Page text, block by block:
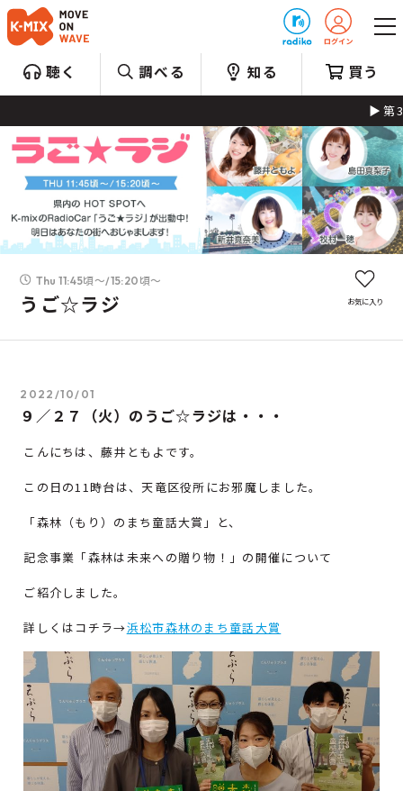
聴く 調べる 知る 買う
第3489
Thu 11:45頃～/15:20頃～
うご☆ラジ お気に入り
2022/10/01
９／２７（火）のうご☆ラジは・・・
こんにちは、藤井ともよです。
この日の11時台は、天竜区役所にお邪魔しました。
「森林（もり）のまち童話大賞」と、
記念事業「森林は未来への贈り物！」の開催について
ご紹介しました。
詳しくはコチラ→浜松市森林のまち童話大賞